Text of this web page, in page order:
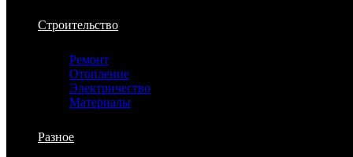
Строительство
Ремонт
Отопление
Электричество
Материалы
Разное